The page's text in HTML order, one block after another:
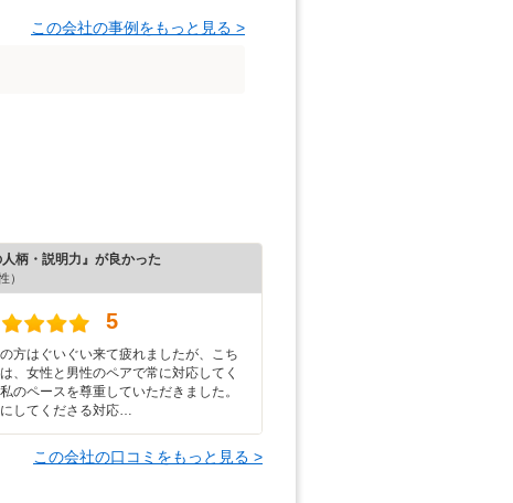
この会社の事例をもっと見る >
人柄・説明力』が良かった
）
5
方はぐいぐい来て疲れましたが、こち
、女性と男性のペアで常に対応してく
のペースを尊重していただきました。
してくださる対応…
この会社の口コミをもっと見る >